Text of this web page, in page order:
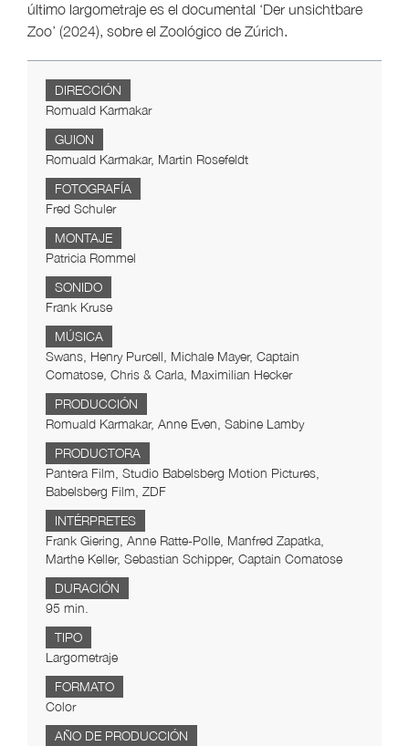
último largometraje es el documental ‘Der unsichtbare
Zoo’ (2024), sobre el Zoológico de Zúrich.
DIRECCIÓN
Romuald Karmakar
GUION
Romuald Karmakar, Martin Rosefeldt
FOTOGRAFÍA
Fred Schuler
MONTAJE
Patricia Rommel
SONIDO
Frank Kruse
MÚSICA
Swans, Henry Purcell, Michale Mayer, Captain
Comatose, Chris & Carla, Maximilian Hecker
PRODUCCIÓN
Romuald Karmakar, Anne Even, Sabine Lamby
PRODUCTORA
Pantera Film, Studio Babelsberg Motion Pictures,
Babelsberg Film, ZDF
INTÉRPRETES
Frank Giering, Anne Ratte-Polle, Manfred Zapatka,
Marthe Keller, Sebastian Schipper, Captain Comatose
DURACIÓN
95 min.
TIPO
Largometraje
FORMATO
Color
AÑO DE PRODUCCIÓN